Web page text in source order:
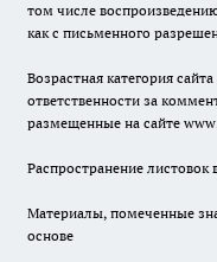
том числе
как с письменного
Возрастная категория
ответственности за
размещенные на сайте
Распространение листовок
Материалы, помеченные
основе